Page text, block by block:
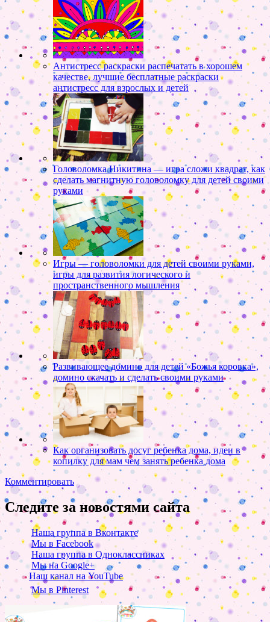
Антистресс раскраски распечатать в хорошем
качестве, лучшие бесплатные раскраски
антистресс для взрослых и детей
Головоломка Никитина — игра сложи квадрат, как
сделать магнитную головоломку для детей своими
руками
Игры — головоломки для детей своими руками,
игры для развития логического и
пространственного мышления
Развивающее домино для детей «Божья коровка»,
домино скачать и сделать своими руками
Как организовать досуг ребенка дома, идеи в
копилку для мам чем занять ребенка дома
Комментировать
Следите за новостями сайта
Наша группа в Вконтакте
Мы в Facebook
Наша группа в Одноклассниках
Мы на Google+
Наш канал на YouTube
Мы в Pinterest